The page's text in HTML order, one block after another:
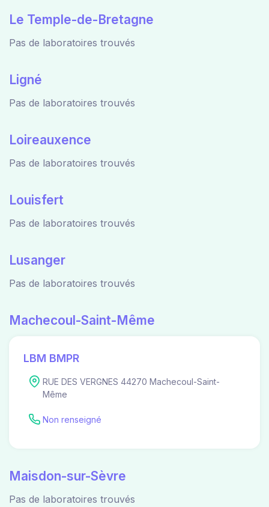
Le Temple-de-Bretagne
Pas de laboratoires trouvés
Ligné
Pas de laboratoires trouvés
Loireauxence
Pas de laboratoires trouvés
Louisfert
Pas de laboratoires trouvés
Lusanger
Pas de laboratoires trouvés
Machecoul-Saint-Même
LBM BMPR
RUE DES VERGNES 44270 Machecoul-Saint-
Même
Non renseigné
Maisdon-sur-Sèvre
Pas de laboratoires trouvés